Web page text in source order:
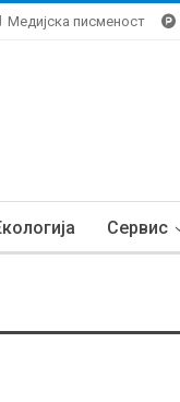
Медијска писменост
Сервис